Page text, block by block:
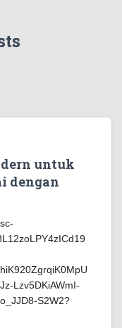
untuk
dengan